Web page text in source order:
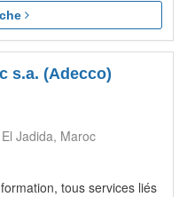
s.a. (Adecco)
El Jadida Maroc
tous services liés